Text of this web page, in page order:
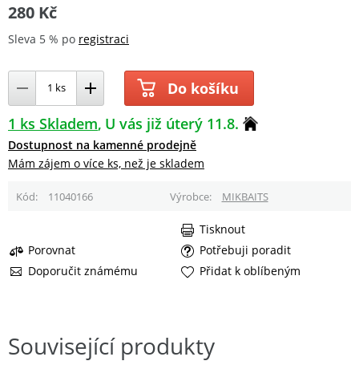
280 Kč
Sleva 5 % po registraci
Do košíku
1 ks Skladem U vás již úterý 11.8.
Dostupnost na kamenné prodejně
Mám zájem o více ks, než je skladem
Kód 11040166 Výrobce MIKBAITS
Porovnat
Potřebuji poradit
Doporučit známému
Tisknout
Přidat k oblíbeným
Související produkty